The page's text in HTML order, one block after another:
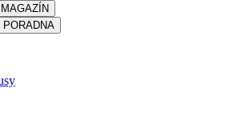
MAGAZÍN
PORADNA